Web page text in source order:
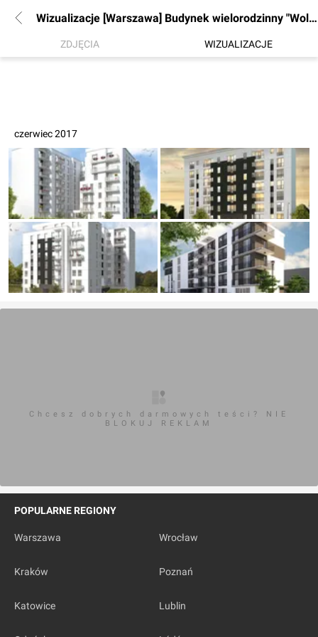
Wizualizacje [Warszawa] Budynek wielorodzinny "Wolska Kamienica"
ZDJĘCIA WIZUALIZACJE
czerwiec 2017
Chcesz dobrych darmowych teści? NIE
BLOKUJ REKLAM
POPULARNE REGIONY
Warszawa Wrocław
Kraków Poznań
Katowice Lublin